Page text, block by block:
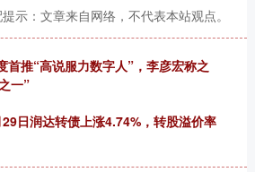
示：文章来自网络，不代表本站观点。
首推“高说服力数字人”，李彦宏称之
一”
日润达转债上涨4.74%，转股溢价率